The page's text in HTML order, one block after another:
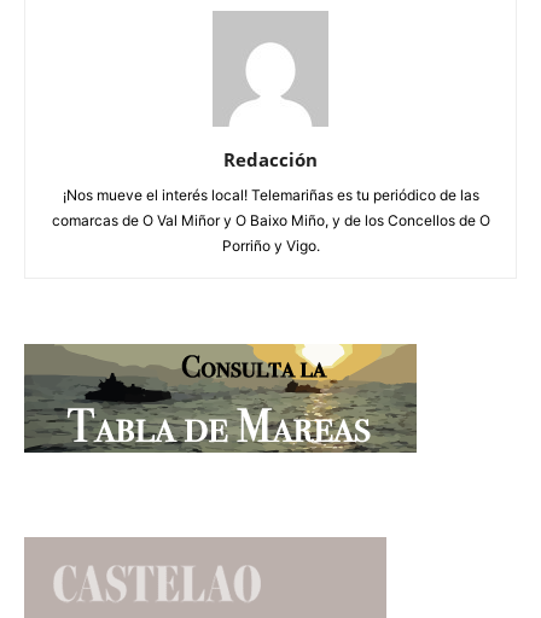
Redacción
¡Nos mueve el interés local! Telemariñas es tu periódico de las
comarcas de O Val Miñor y O Baixo Miño, y de los Concellos de O
Porriño y Vigo.